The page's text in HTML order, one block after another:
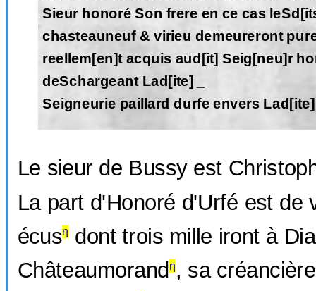
Sieur honoré Son frere en ce cas
chasteauneuf & virieu demeureront
reellem[en]t acquis aud[it] Seig[neu]r
deSchargeant Lad[ite] _
Seigneurie paillard durfe envers
Le sieur de Bussy est
La part d'Honoré d'Urfé est de
écusηdont trois mille iront à
Châteaumorandη, sa